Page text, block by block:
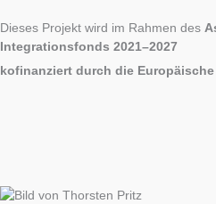
Dieses Projekt wird im Rahmen des
Integrationsfonds 2021–2027
kofinanziert durch die